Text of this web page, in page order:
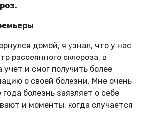
домой, я узнал, что у нас
рассеянного склероза, в
учет и смог получить более
о своей болезни. Мне очень
болезнь заявляет о себе
и моменты, когда случается